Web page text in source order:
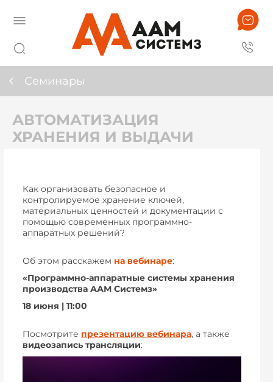
Семинары
АВТОМАТИЗАЦИЯ
ХРАНЕНИЯ И ВЫДАЧИ
Как организовать безопасное и
контролируемое хранение ключей,
материальных ценностей и документации с
помощью современных программно-
аппаратных решений?
Об этом расскажем на вебинаре:
«Программно-аппаратные системы хранения
производства ААМ Системз»
18 июня | 11:00
Посмотрите презентацию вебинара, а также
видеозапись трансляции: